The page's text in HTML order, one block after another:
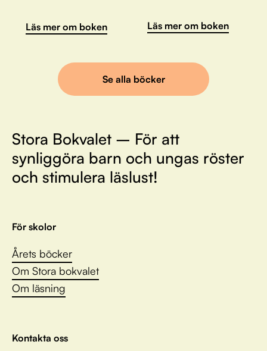
Läs mer om boken Läs mer om boken
Se alla böcker
Stora Bokvalet – För att
synliggöra barn och ungas röster
och stimulera läslust!
För skolor
Årets böcker
Om Stora bokvalet
Om läsning
Kontakta oss